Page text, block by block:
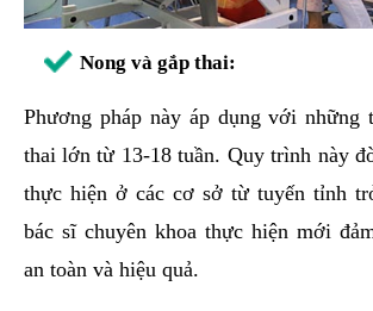
Nong và gắp thai:
Phương pháp này áp dụng với những
thai lớn từ 13-18 tuần. Quy trình này
thực hiện ở các cơ sở từ tuyến tỉnh
bác sĩ chuyên khoa thực hiện mới
an toàn và hiệu quả.